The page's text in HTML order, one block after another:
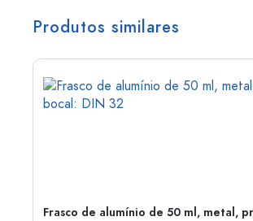
Produtos similares
Frasco de alumínio de 50 ml, metal,